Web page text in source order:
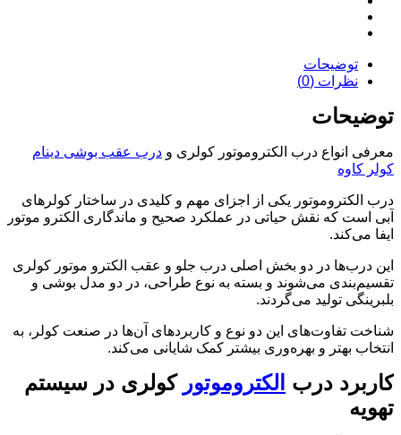
توضیحات
نظرات (0)
توضیحات
معرفی انواع درب الکتروموتور کولری و درب عقب بوشی دینام
کولر کاوه
درب الکتروموتور یکی از اجزای مهم و کلیدی در ساختار کولرهای
آبی است که نقش حیاتی در عملکرد صحیح و ماندگاری الکترو موتور
ایفا می‌کند.
این درب‌ها در دو بخش اصلی درب جلو و عقب الکترو موتور کولری
تقسیم‌بندی می‌شوند و بسته به نوع طراحی، در دو مدل بوشی و
بلبرینگی تولید می‌گردند.
شناخت تفاوت‌های این دو نوع و کاربردهای آن‌ها در صنعت کولر، به
انتخاب بهتر و بهره‌وری بیشتر کمک شایانی می‌کند.
کاربرد درب الکتروموتور کولری در سیستم
تهویه